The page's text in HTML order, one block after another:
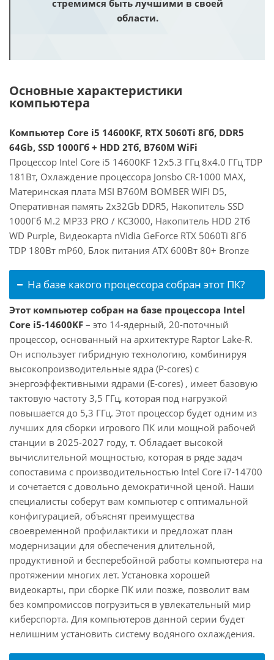
стремимся быть лучшими в своей
области.
Основные характеристики
компьютера
Компьютер Core i5 14600KF, RTX 5060Ti 8Гб, DDR5
64Gb, SSD 1000Гб + HDD 2Тб, B760M WiFi
Процессор Intel Core i5 14600KF 12x5.3 ГГц 8x4.0 ГГц TDP
181Вт, Охлаждение процессора Jonsbo CR-1000 MAX,
Материнская плата MSI B760M BOMBER WIFI D5,
Оперативная память 2x32Gb DDR5, Накопитель SSD
1000Гб M.2 MP33 PRO / KC3000, Накопитель HDD 2Тб
WD Purple, Видеокарта nVidia GeForce RTX 5060Ti 8Гб
TDP 180Вт mP60, Блок питания ATX 600Вт 80+ Bronze
На базе какого процессора собран этот ПК?
Этот компьютер собран на базе процессора Intel
Core i5-14600KF – это 14-ядерный, 20-поточный
процессор, основанный на архитектуре Raptor Lake-R.
Он использует гибридную технологию, комбинируя
высокопроизводительные ядра (P-cores) с
энергоэффективными ядрами (E-cores) , имеет базовую
тактовую частоту 3,5 ГГц, которая под нагрузкой
повышается до 5,3 ГГц. Этот процессор будет одним из
лучших для сборки игрового ПК или мощной рабочей
станции в 2025-2027 году, т. Обладает высокой
вычислительной мощностью, которая в ряде задач
сопоставима с производительностью Intel Core i7-14700
и сочетается с довольно демократичной ценой. Наши
специалисты соберут вам компьютер с оптимальной
конфигурацией, объяснят преимущества
своевременной профилактики и предложат план
модернизации для обеспечения длительной,
продуктивной и бесперебойной работы компьютера на
протяжении многих лет. Установка хорошей
видеокарты, при сборке ПК или позже, позволит вам
без компромиссов погрузиться в увлекательный мир
киберспорта. Для компьютеров данной серии будет
нелишним установить систему водяного охлаждения.